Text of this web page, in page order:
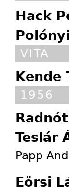
Hack
VITA
Kende
1956
Teslár
Papp
Eörsi